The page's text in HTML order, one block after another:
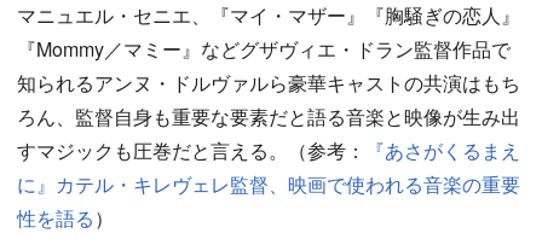
マニュエル・セニエ、『マイ・マザー』『胸騒ぎの恋人』
『Mommy／マミー』などグザヴィエ・ドラン監督作品で
知られるアンヌ・ドルヴァルら豪華キャストの共演はもち
ろん、監督自身も重要な要素だと語る音楽と映像が生み出
すマジックも圧巻だと言える。（参考：
『あさがくるまえ
に』カテル・キレヴェレ監督、映画で使われる音楽の重要
性を語る）